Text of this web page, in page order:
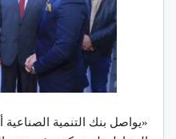
«يواصل بنك التنمية